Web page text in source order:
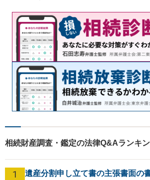
相続財産調査・鑑定の法律Q&Aランキ
1 遺産分割申し立て書の主張書面の